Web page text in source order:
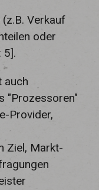
Verkauf
oder
5].
auch
"Prozessoren"
Provider,
Ziel, Markt-